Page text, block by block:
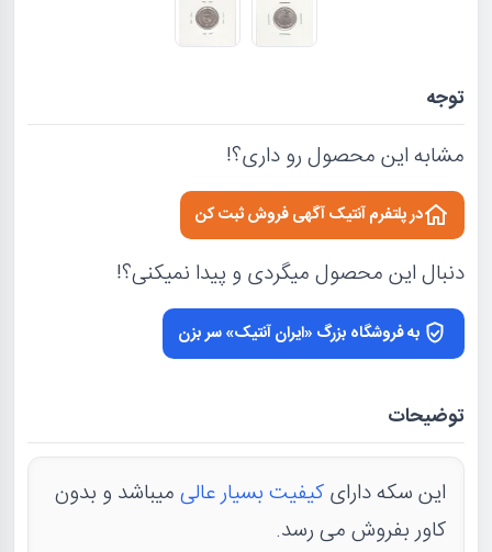
توجه
مشابه این محصول رو داری؟!
در پلتفرم آنتیک آگهی فروش ثبت کن
دنبال این محصول میگردی و پیدا نمیکنی؟!
به فروشگاه بزرگ «ایران آنتیک» سر بزن
توضیحات
این سکه دارایکیفیت بسیار عالیمیباشد و بدون
کاور بفروش می رسد.